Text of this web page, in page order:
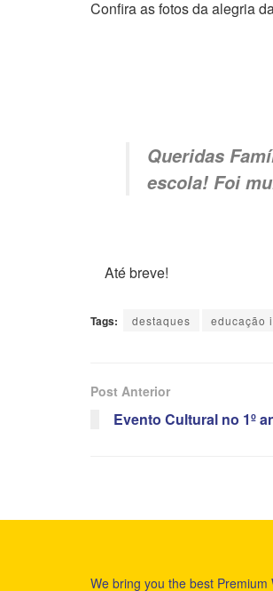
Confira as fotos da alegria
Queridas
escola! Foi
Até breve!
Tags: destaques educação
Post Anterior
Evento Cultural no 1º
We bring you the best